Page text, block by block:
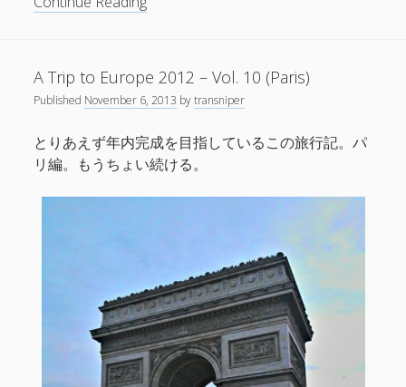
to
Europe
2014
A Trip to Europe 2012 – Vol. 10 (Paris)
Published November 6, 2013 bytransniper
とりあえず年内完成を目指しているこの旅行記。パ
リ編。もうちょい続ける。